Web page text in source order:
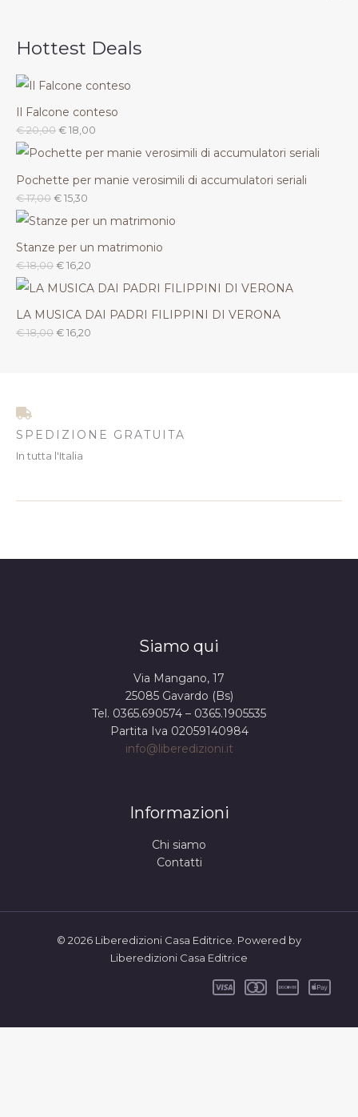
Hottest Deals
Il Falcone conteso
€20,00 € 18,00
Pochette per manie verosimili di accumulatori seriali
€17,00 € 15,30
Stanze per un matrimonio
€18,00 € 16,20
LA MUSICA DAI PADRI FILIPPINI DI VERONA
€18,00 € 16,20
SPEDIZIONE GRATUITA
In tutta l'Italia
Siamo qui
Via Mangano, 17
25085 Gavardo (Bs)
Tel. 0365.690574 – 0365.1905535
Partita Iva 02059140984
info@liberedizioni.it
Informazioni
Chi siamo
Contatti
© 2026 Liberedizioni Casa Editrice. Powered by
Liberedizioni Casa Editrice